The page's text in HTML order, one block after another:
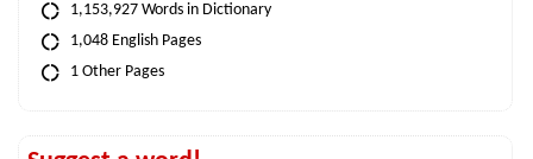
1,153,927 Words in Dictionary
1,048 English Pages
1 Other Pages